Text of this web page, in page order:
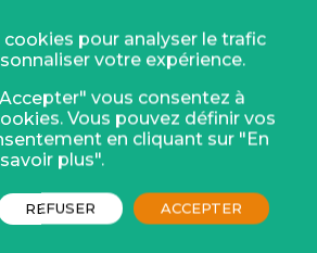
son axe prioritaire
pour analyser le trafic
votre expérience.
vous consentez à
Vous pouvez définir vos
en cliquant sur "En
savoir plus".
REFUSER ACCEPTER